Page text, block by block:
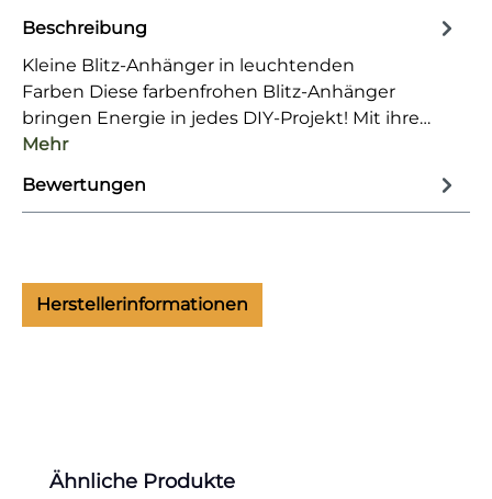
Beschreibung
Kleine Blitz-Anhänger in leuchtenden
Farben Diese farbenfrohen Blitz-Anhänger
bringen Energie in jedes DIY-Projekt! Mit ihre…
Mehr
Bewertungen
Herstellerinformationen
Produktgalerie überspringen
Ähnliche Produkte